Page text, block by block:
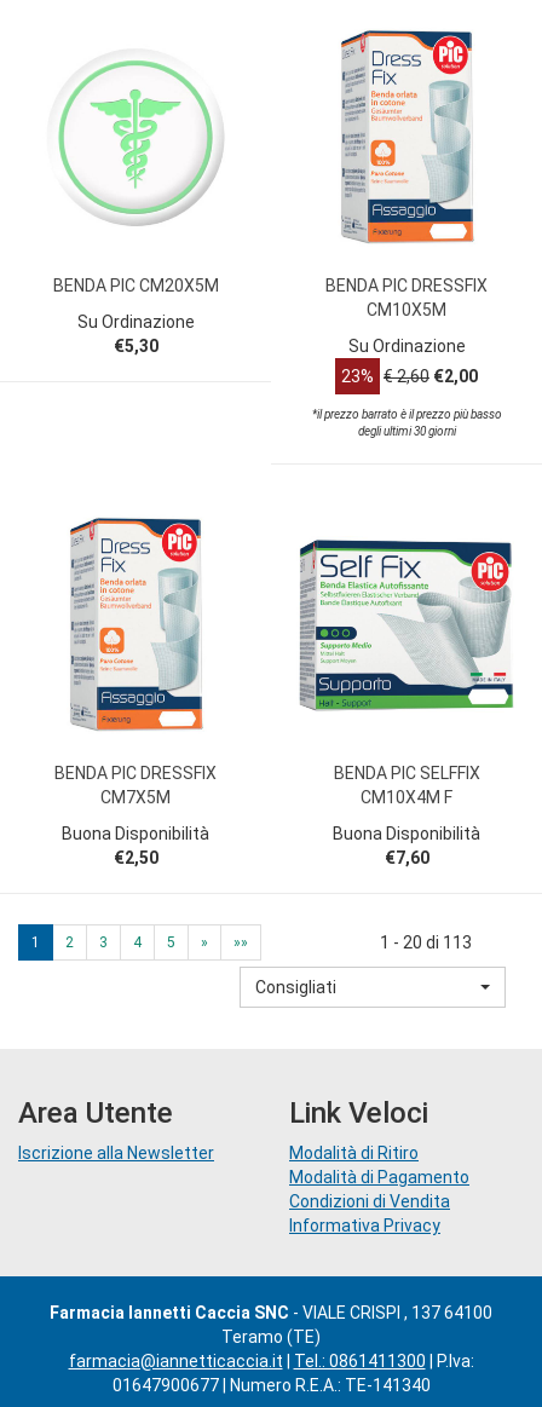
BENDA PIC CM20X5M
Su Ordinazione
€5,30
BENDA PIC DRESSFIX
CM10X5M
Su Ordinazione
23% € 2,60 €2,00
*il prezzo barrato è il prezzo più basso
degli ultimi 30 giorni
BENDA PIC DRESSFIX
CM7X5M
Buona Disponibilità
€2,50
BENDA PIC SELFFIX
CM10X4M F
Buona Disponibilità
€7,60
1 2 3 4 5 » »» 1 - 20 di 113
Consigliati
Area Utente
Iscrizione alla Newsletter
Link Veloci
Modalità di Ritiro
Modalità di Pagamento
Condizioni di Vendita
Informativa Privacy
Farmacia Iannetti Caccia SNC - VIALE CRISPI , 137 64100
Teramo (TE)
farmacia@iannetticaccia.it | Tel.: 0861411300 | P.Iva:
01647900677 | Numero R.E.A.: TE-141340